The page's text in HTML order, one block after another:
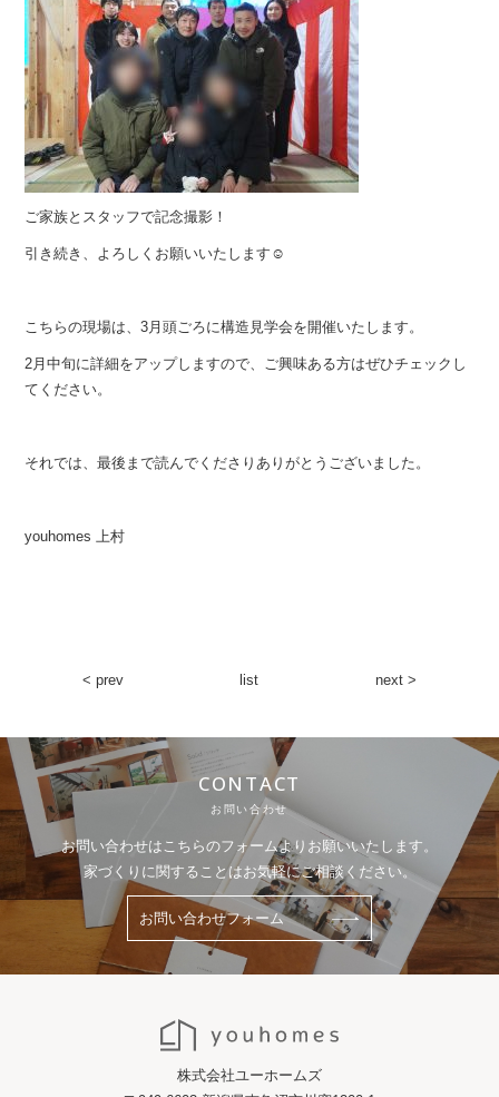
ご家族とスタッフで記念撮影！
引き続き、よろしくお願いいたします☺︎
こちらの現場は、3月頭ごろに構造見学会を開催いたします。
2月中旬に詳細をアップしますので、ご興味ある方はぜひチェックし
てください。
それでは、最後まで読んでくださりありがとうございました。
youhomes 上村
< prev list next >
CONTACT
お問い合わせ
お問い合わせはこちらのフォームよりお願いいたします。
家づくりに関することはお気軽にご相談ください。
お問い合わせフォーム
株式会社ユーホームズ